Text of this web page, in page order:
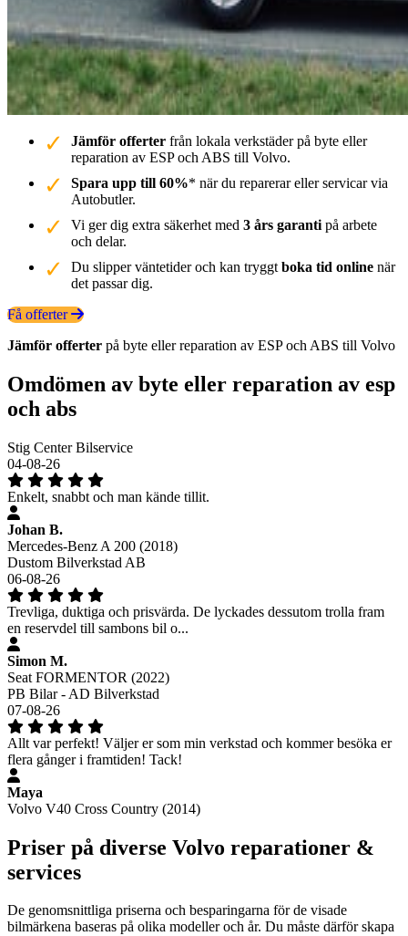
Jämför offerter från lokala verkstäder på byte eller
reparation av ESP och ABS till Volvo.
Spara upp till 60%* när du reparerar eller servicar via
Autobutler.
Vi ger dig extra säkerhet med 3 års garanti på arbete
och delar.
Du slipper väntetider och kan tryggt boka tid online när
det passar dig.
Få offerter
Jämför offerter på byte eller reparation av ESP och ABS till Volvo
Omdömen av byte eller reparation av esp
och abs
Stig Center Bilservice
04-08-26
Enkelt, snabbt och man kände tillit.
Johan B.
Mercedes-Benz A 200 (2018)
Dustom Bilverkstad AB
06-08-26
Trevliga, duktiga och prisvärda. De lyckades dessutom trolla fram
en reservdel till sambons bil o...
Simon M.
Seat FORMENTOR (2022)
PB Bilar - AD Bilverkstad
07-08-26
Allt var perfekt! Väljer er som min verkstad och kommer besöka er
flera gånger i framtiden! Tack!
Maya
Volvo V40 Cross Country (2014)
Priser på diverse Volvo reparationer &
services
De genomsnittliga priserna och besparingarna för de visade
bilmärkena baseras på olika modeller och år. Du måste därför skapa